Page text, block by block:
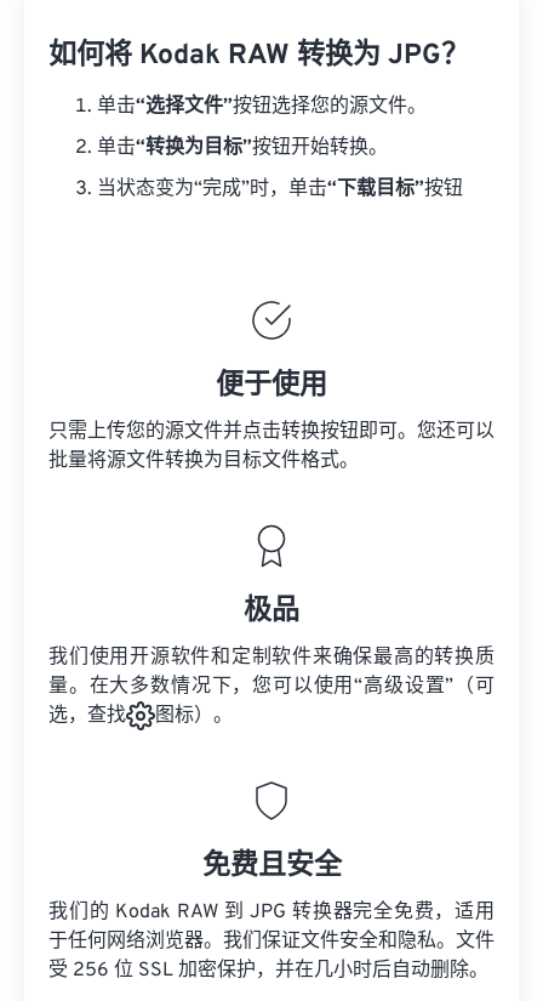
如何将 Kodak RAW 转换为 JPG？
单击“选择文件”按钮选择您的源文件。
单击“转换为目标”按钮开始转换。
当状态变为“完成”时，单击“下载目标”按钮
便于使用
只需上传您的源文件并点击转换按钮即可。您还可以
批量将源文件转换为目标文件格式。
极品
我们使用开源软件和定制软件来确保最高的转换质
量。在大多数情况下，您可以使用“高级设置”（可
选，查找
图标）。
免费且安全
我们的 Kodak RAW 到 JPG 转换器完全免费，适用
于任何网络浏览器。我们保证文件安全和隐私。文件
受 256 位 SSL 加密保护，并在几小时后自动删除。